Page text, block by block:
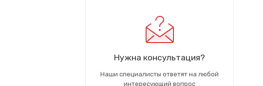
Нужна консультация?
Наши специалисты ответят на любой
интересующий вопрос